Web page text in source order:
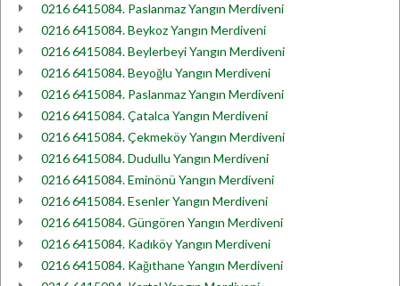
0216 6415084. Paslanmaz Yangın Merdiveni
0216 6415084. Beykoz Yangın Merdiveni
0216 6415084. Beylerbeyi Yangın Merdiveni
0216 6415084. Beyoğlu Yangın Merdiveni
0216 6415084. Paslanmaz Yangın Merdiveni
0216 6415084. Çatalca Yangın Merdiveni
0216 6415084. Çekmeköy Yangın Merdiveni
0216 6415084. Dudullu Yangın Merdiveni
0216 6415084. Eminönü Yangın Merdiveni
0216 6415084. Esenler Yangın Merdiveni
0216 6415084. Güngören Yangın Merdiveni
0216 6415084. Kadıköy Yangın Merdiveni
0216 6415084. Kağıthane Yangın Merdiveni